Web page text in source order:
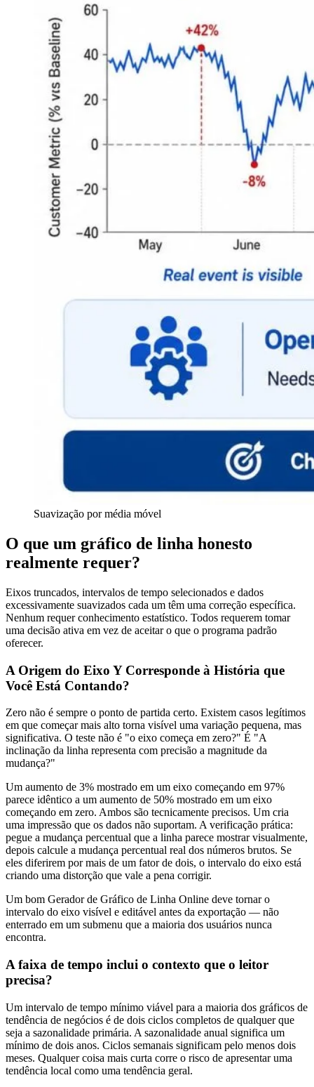
Suavização por média móvel
O que um gráfico de linha honesto
realmente requer?
Eixos truncados, intervalos de tempo selecionados e dados
excessivamente suavizados cada um têm uma correção específica.
Nenhum requer conhecimento estatístico. Todos requerem tomar
uma decisão ativa em vez de aceitar o que o programa padrão
oferecer.
A Origem do Eixo Y Corresponde à História que
Você Está Contando?
Zero não é sempre o ponto de partida certo. Existem casos legítimos
em que começar mais alto torna visível uma variação pequena, mas
significativa. O teste não é "o eixo começa em zero?" É "A
inclinação da linha representa com precisão a magnitude da
mudança?"
Um aumento de 3% mostrado em um eixo começando em 97%
parece idêntico a um aumento de 50% mostrado em um eixo
começando em zero. Ambos são tecnicamente precisos. Um cria
uma impressão que os dados não suportam. A verificação prática:
pegue a mudança percentual que a linha parece mostrar visualmente,
depois calcule a mudança percentual real dos números brutos. Se
eles diferirem por mais de um fator de dois, o intervalo do eixo está
criando uma distorção que vale a pena corrigir.
Um bom Gerador de Gráfico de Linha Online deve tornar o
intervalo do eixo visível e editável antes da exportação — não
enterrado em um submenu que a maioria dos usuários nunca
encontra.
A faixa de tempo inclui o contexto que o leitor
precisa?
Um intervalo de tempo mínimo viável para a maioria dos gráficos de
tendência de negócios é de dois ciclos completos de qualquer que
seja a sazonalidade primária. A sazonalidade anual significa um
mínimo de dois anos. Ciclos semanais significam pelo menos dois
meses. Qualquer coisa mais curta corre o risco de apresentar uma
tendência local como uma tendência geral.